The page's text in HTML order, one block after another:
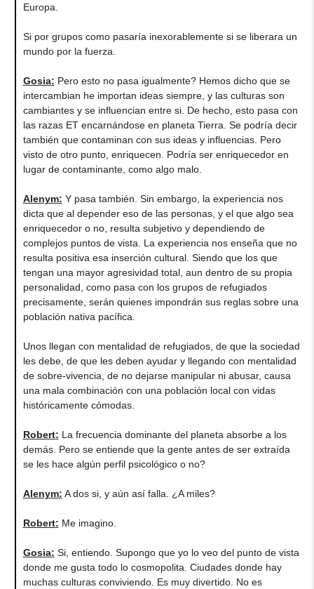
Europa.
Si por grupos como pasaría inexorablemente si se liberara un
mundo por la fuerza.
Gosia: Pero esto no pasa igualmente? Hemos dicho que se
intercambian he importan ideas siempre, y las culturas son
cambiantes y se influencian entre si. De hecho, esto pasa con
las razas ET encarnándose en planeta Tierra. Se podría decir
también que contaminan con sus ideas y influencias. Pero
visto de otro punto, enriquecen. Podría ser enriquecedor en
lugar de contaminante, como algo malo.
Alenym: Y pasa también. Sin embargo, la experiencia nos
dicta que al depender eso de las personas, y el que algo sea
enriquecedor o no, resulta subjetivo y dependiendo de
complejos puntos de vista. La experiencia nos enseña que no
resulta positiva esa inserción cultural. Siendo que los que
tengan una mayor agresividad total, aun dentro de su propia
personalidad, como pasa con los grupos de refugiados
precisamente, serán quienes impondrán sus reglas sobre una
población nativa pacífica.
Unos llegan con mentalidad de refugiados, de que la sociedad
les debe, de que les deben ayudar y llegando con mentalidad
de sobre-vivencia, de no dejarse manipular ni abusar, causa
una mala combinación con una población local con vidas
históricamente cómodas.
Robert: La frecuencia dominante del planeta absorbe a los
demás. Pero se entiende que la gente antes de ser extraída
se les hace algún perfil psicológico o no?
Alenym: A dos si, y aún así falla. ¿A miles?
Robert: Me imagino.
Gosia: Si, entiendo. Supongo que yo lo veo del punto de vista
donde me gusta todo lo cosmopolita. Ciudades donde hay
muchas culturas conviviendo. Es muy divertido. No es